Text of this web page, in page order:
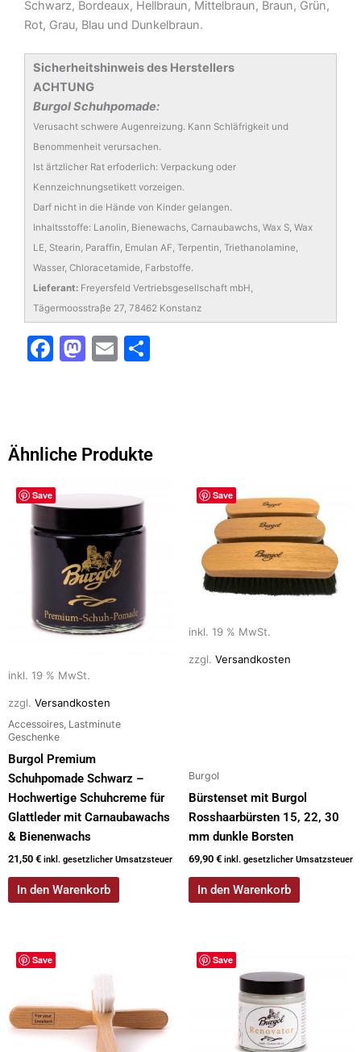
Schwarz, Bordeaux, Hellbraun, Mittelbraun, Braun, Grün,
Rot, Grau, Blau und Dunkelbraun.
Sicherheitshinweis des Herstellers
ACHTUNG
Burgol Schuhpomade:
Verusacht schwere Augenreizung. Kann Schläfrigkeit und
Benommenheit verursachen.
Ist ärtzlicher Rat erfoderlich: Verpackung oder
Kennzeichnungsetikett vorzeigen.
Darf nicht in die Hände von Kinder gelangen.
Inhaltsstoffe: Lanolin, Bienewachs, Carnaubawchs, Wax S, Wax
LE, Stearin, Paraffin, Emulan AF, Terpentin, Triethanolamine,
Wasser, Chloracetamide, Farbstoffe.
Lieferant: Freyersfeld Vertriebsgesellschaft mbH,
Tägermoosstraβe 27, 78462 Konstanz
F
b
o
k
M
d
n
E
Ähnliche Produkte
Save
inkl. 19 % MwSt.
zzgl. Versandkosten
Accessoires, Lastminute
Geschenke
Burgol Premium
Schuhpomade Schwarz –
Hochwertige Schuhcreme für
Glattleder mit Carnaubawachs
& Bienenwachs
21,50 € inkl. gesetzlicher Umsatzsteuer
In den Warenkorb
Save
inkl. 19 % MwSt.
zzgl. Versandkosten
Burgol
Bürstenset mit Burgol
Rosshaarbürsten 15, 22, 30
mm dunkle Borsten
69,90 € inkl. gesetzlicher Umsatzsteuer
In den Warenkorb
Save Save